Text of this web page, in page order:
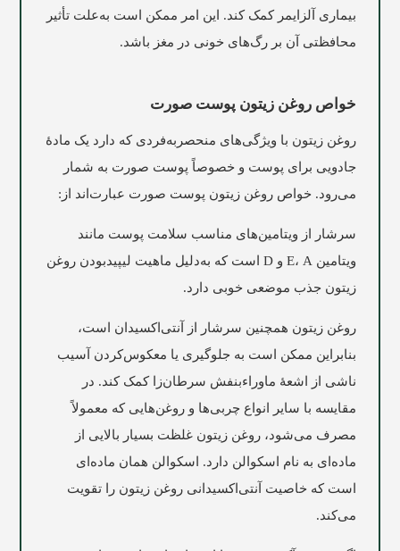
بیماری آلزایمر کمک کند. این امر ممکن است به‌علت تأثیر
محافظتی آن بر رگ‌های خونی در مغز باشد.
خواص روغن زیتون پوست صورت
روغن زیتون با ویژگی‌های منحصربه‌فردی که دارد یک مادۀ
جادویی برای پوست و خصوصاً پوست صورت به شمار
می‌رود. خواص روغن زیتون پوست صورت عبارت‌اند از:
سرشار از ویتامین‌های مناسب سلامت پوست مانند
ویتامین E، A و D است که به‌دلیل ماهیت لیپیدبودن روغن
زیتون جذب موضعی خوبی دارد.
روغن زیتون همچنین سرشار از آنتی‌اکسیدان است،
بنابراین ممکن است به جلوگیری یا معکوس‌کردن آسیب
ناشی از اشعۀ ماوراءبنفش سرطان‌زا کمک کند. در
مقایسه با سایر انواع چربی‌ها و روغن‌هایی که معمولاً
مصرف می‌شود، روغن زیتون غلظت بسیار بالایی از
ماده‌ای به نام اسکوالن دارد. اسکوالن همان ماده‌ای
است که خاصیت آنتی‌اکسیدانی روغن زیتون را تقویت
می‌کند.